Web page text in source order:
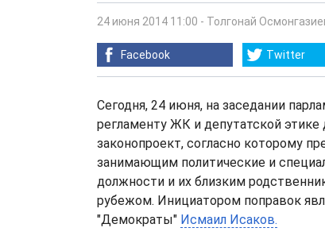
24 июня 2014 11:00 - Толгонай
Facebook Twitter
Сегодня, 24 июня, на заседании
регламенту ЖК и депутатской
законопроект, согласно которому
занимающим политические и
должности и их близким
рубежом. Инициатором поправок
"Демократы" Исмаил Исаков.